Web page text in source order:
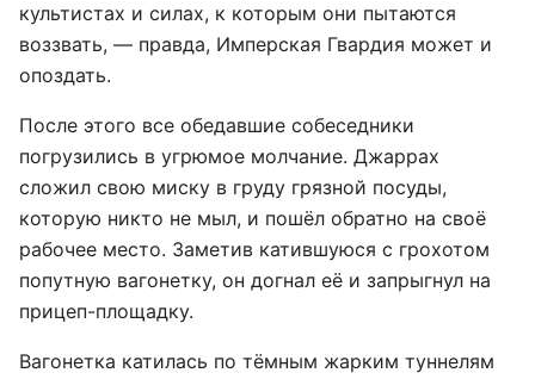
культистах и силах, к которым они пытаются
воззвать, — правда, Имперская Гвардия может и
опоздать.
После этого все обедавшие собеседники
погрузились в угрюмое молчание. Джаррах
сложил свою миску в груду грязной посуды,
которую никто не мыл, и пошёл обратно на своё
рабочее место. Заметив катившуюся с грохотом
попутную вагонетку, он догнал её и запрыгнул на
прицеп-площадку.
Вагонетка катилась по тёмным жарким туннелям